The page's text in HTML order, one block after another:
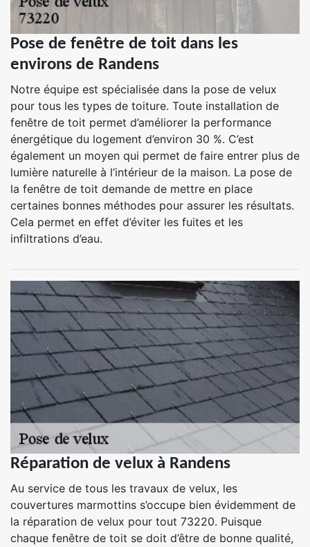
Pose de fenêtre de toit dans les
environs de Randens
Notre équipe est spécialisée dans la pose de velux
pour tous les types de toiture. Toute installation de
fenêtre de toit permet d’améliorer la performance
énergétique du logement d’environ 30 %. C’est
également un moyen qui permet de faire entrer plus de
lumière naturelle à l’intérieur de la maison. La pose de
la fenêtre de toit demande de mettre en place
certaines bonnes méthodes pour assurer les résultats.
Cela permet en effet d’éviter les fuites et les
infiltrations d’eau.
Réparation de velux à Randens
Au service de tous les travaux de velux, les
couvertures marmottins s’occupe bien évidemment de
la réparation de velux pour tout 73220. Puisque
chaque fenêtre de toit se doit d’être de bonne qualité,